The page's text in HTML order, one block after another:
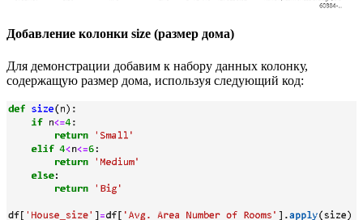
Добавление колонки size (размер дома)
Для демонстрации добавим к набору данных колонку,
содержащую размер дома, используя следующий код: